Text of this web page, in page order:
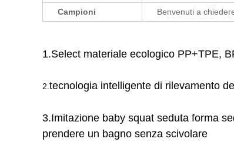
Campioni
Benvenuti a
1.Select materiale ecologico PP+TPE,
2. tecnologia intelligente di rilevamento
3.Imitazione baby squat seduta forma
prendere un bagno senza scivolare